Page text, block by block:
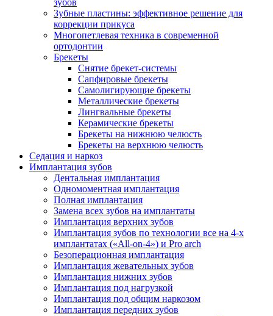
зубов
Зубные пластины: эффективное решение для
коррекции прикуса
Многопетлевая техника в современной
ортодонтии
Брекеты
Снятие брекет-системы
Сапфировые брекеты
Самолигирующие брекеты
Металлические брекеты
Лингвальные брекеты
Керамические брекеты
Брекеты на нижнюю челюсть
Брекеты на верхнюю челюсть
Седация и наркоз
Имплантация зубов
Дентальная имплантация
Одномоментная имплантация
Полная имплантация
Замена всех зубов на имплантаты
Имплантация верхних зубов
Имплантация зубов по технологии все на 4-х
имплантатах («All-on-4») и Pro arch
Безоперационная имплантация
Имплантация жевательных зубов
Имплантация нижних зубов
Имплантация под нагрузкой
Имплантация под общим наркозом
Имплантация передних зубов